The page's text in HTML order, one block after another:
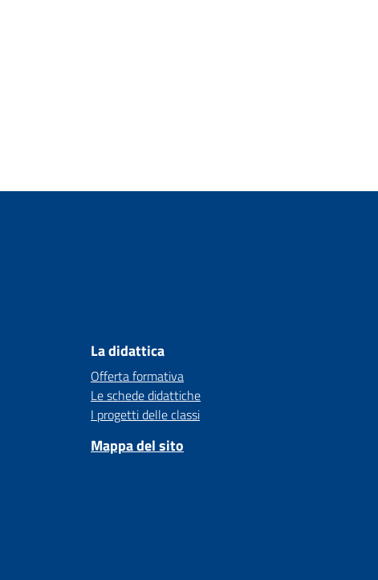
La didattica
Offerta formativa
Le schede didattiche
I progetti delle classi
Mappa del sito